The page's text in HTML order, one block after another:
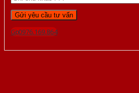
Gọi 0976.169.864